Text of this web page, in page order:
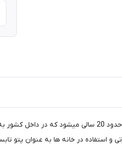
پتو مسافرتی چهارخونه یکی از با سابقه ترین مدل های پتو مسافرتی در ایران می باشد که
و استفاده در خانه ها به عنوان پتو